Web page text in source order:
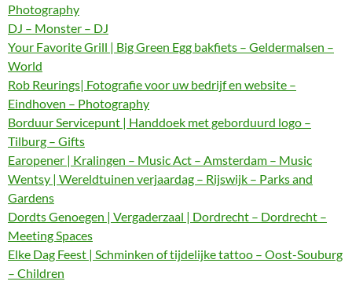
Photography
DJ – Monster – DJ
Your Favorite Grill | Big Green Egg bakfiets – Geldermalsen –
World
Rob Reurings| Fotografie voor uw bedrijf en website –
Eindhoven – Photography
Borduur Servicepunt | Handdoek met geborduurd logo –
Tilburg – Gifts
Earopener | Kralingen – Music Act – Amsterdam – Music
Wentsy | Wereldtuinen verjaardag – Rijswijk – Parks and
Gardens
Dordts Genoegen | Vergaderzaal | Dordrecht – Dordrecht –
Meeting Spaces
Elke Dag Feest | Schminken of tijdelijke tattoo – Oost-Souburg
– Children